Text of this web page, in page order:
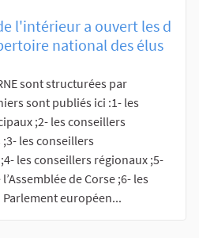
l'intérieur a ouvert les d
national des élus
sont structurées par
sont publiés ici :1- les
;2- les conseillers
les conseillers
les conseillers régionaux ;5-
de Corse ;6- les
européen...